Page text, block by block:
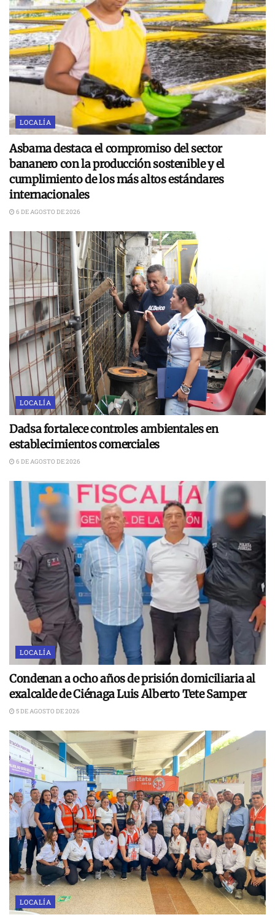
LOCALÍA
Asbama destaca el compromiso del sector
bananero con la producción sostenible y el
cumplimiento de los más altos estándares
internacionales
6 DE AGOSTO DE 2026
LOCALÍA
Dadsa fortalece controles ambientales en
establecimientos comerciales
6 DE AGOSTO DE 2026
LOCALÍA
Condenan a ocho años de prisión domiciliaria al
exalcalde de Ciénaga Luis Alberto Tete Samper
5 DE AGOSTO DE 2026
LOCALÍA